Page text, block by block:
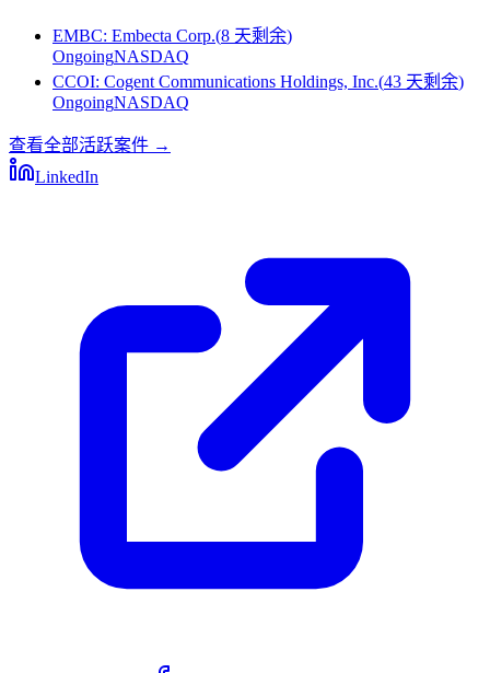
EMBC: Embecta Corp.(8 天剩余)
OngoingNASDAQ
CCOI: Cogent Communications Holdings, Inc.(43 天剩余)
OngoingNASDAQ
查看全部活跃案件 →
LinkedIn